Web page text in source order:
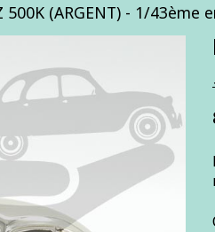
500K (ARGENT) - 1/43ème